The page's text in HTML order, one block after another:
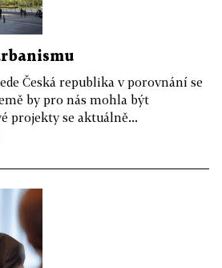
Česká republika v porovnání se
by pro nás mohla být
projekty se aktuálně...